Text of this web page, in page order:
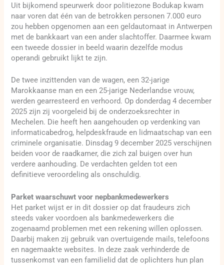
Uit bijkomend speurwerk door politiezone Bodukap kwam
naar voren dat één van de betrokken personen 7.000 euro
zou hebben opgenomen aan een geldautomaat in Antwerpen
met de bankkaart van een ander slachtoffer. Daarmee kwam
een tweede dossier in beeld waarin dezelfde modus
operandi gebruikt lijkt te zijn.
De twee inzittenden van de wagen, een 32-jarige
Marokkaanse man en een 25-jarige Nederlandse vrouw,
werden gearresteerd en verhoord. Op donderdag 4 december
2025 zijn zij voorgeleid bij de onderzoeksrechter in
Mechelen. Die heeft hen aangehouden op verdenking van
informaticabedrog, helpdeskfraude en lidmaatschap van een
criminele organisatie. Dinsdag 9 december 2025 verschijnen
beiden voor de raadkamer, die zich zal buigen over hun
verdere aanhouding. De verdachten gelden tot een
definitieve veroordeling als onschuldig.
Parket waarschuwt voor nepbankmedewerkers
Het parket wijst er in dit dossier op dat fraudeurs zich
steeds vaker voordoen als bankmedewerkers die
zogenaamd problemen met een rekening willen oplossen.
Daarbij maken zij gebruik van overtuigende mails, telefoons
en nagemaakte websites. In deze zaak verhinderde de
tussenkomst van een familielid dat de oplichters hun plan